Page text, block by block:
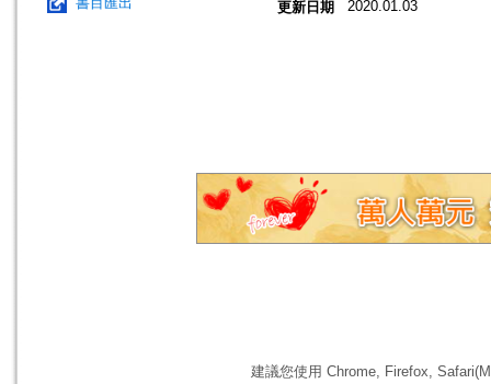
更新日期 2020.01.03
建議您使用 Chrome, Firefox,